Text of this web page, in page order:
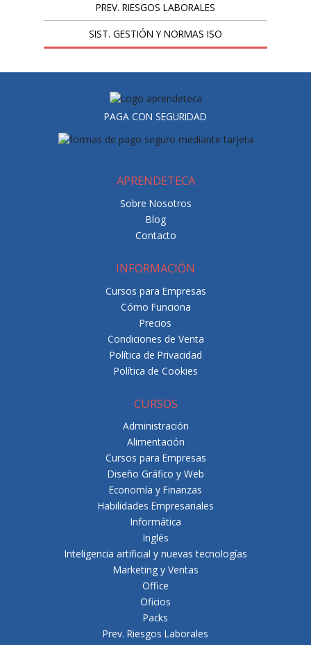
PREV. RIESGOS LABORALES
SIST. GESTIÓN Y NORMAS ISO
PAGA CON SEGURIDAD
APRENDETECA
Sobre Nosotros
Blog
Contacto
INFORMACIÓN
Cursos para Empresas
Cómo Funciona
Precios
Condiciones de Venta
Política de Privacidad
Política de Cookies
CURSOS
Administración
Alimentación
Cursos para Empresas
Diseño Gráfico y Web
Economía y Finanzas
Habilidades Empresariales
Informática
Inglés
Inteligencia artificial y nuevas tecnologías
Marketing y Ventas
Office
Oficios
Packs
Prev. Riesgos Laborales